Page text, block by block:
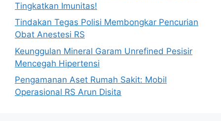
Tingkatkan Imunitas!
Tindakan Tegas Polisi Membongkar Pencurian
Obat Anestesi RS
Keunggulan Mineral Garam Unrefined Pesisir
Mencegah Hipertensi
Pengamanan Aset Rumah Sakit: Mobil
Operasional RS Arun Disita